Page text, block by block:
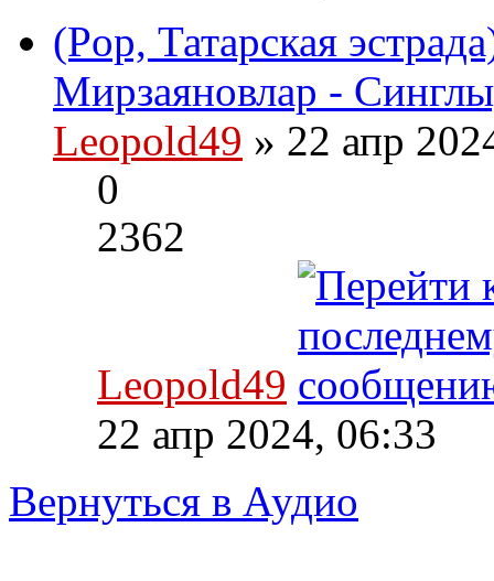
(Pop, Татарская
Мирзаяновлар -
Leopold49 » 22 апр
0
2362
Leopold49
22 апр 2024, 06:33
Вернуться в Аудио